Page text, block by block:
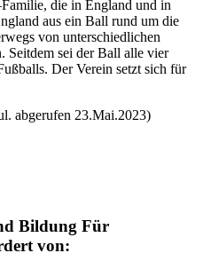
die in England und in
aus ein Ball rund um die
von unterschiedlichen
Seitdem sei der Ball alle vier
Der Verein setzt sich für
abgerufen 23.Mai.2023)
Bildung Für
von: